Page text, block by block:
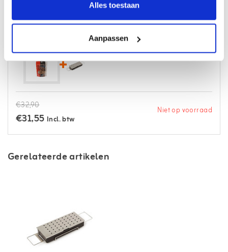
Alles toestaan
Aanpassen
rookchips citroen 310 gram+ Smoker Box
€32,90
€31,55 Incl. btw
Niet op voorraad
Gerelateerde artikelen